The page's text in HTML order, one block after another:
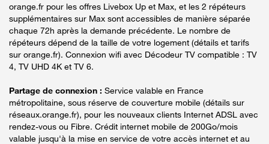
orange.fr pour les offres Livebox Up et Max, et les 2 répéteurs
supplémentaires sur Max sont accessibles de manière séparée
chaque 72h après la demande précédente. Le nombre de
répéteurs dépend de la taille de votre logement (détails et tarifs
sur orange.fr). Connexion wifi avec Décodeur TV compatible : TV
4, TV UHD 4K et TV 6.
Partage de connexion : Service valable en France
métropolitaine, sous réserve de couverture mobile (détails sur
réseaux.orange.fr), pour les nouveaux clients Internet ADSL avec
rendez-vous ou Fibre. Crédit internet mobile de 200Go/mois
valable jusqu'à la mise en service de votre accès internet et au